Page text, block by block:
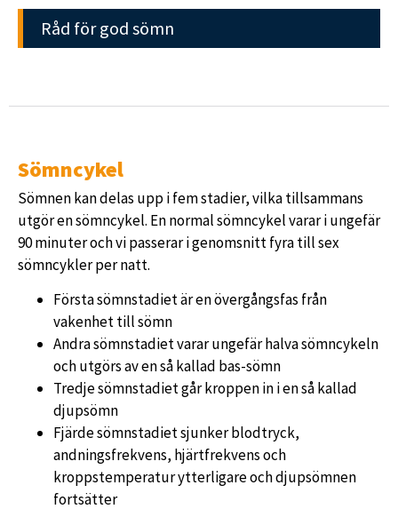
Råd för god sömn
Sömncykel
Sömnen kan delas upp i fem stadier, vilka tillsammans
utgör en sömncykel. En normal sömncykel varar i ungefär
90 minuter och vi passerar i genomsnitt fyra till sex
sömncykler per natt.
Första sömnstadiet är en övergångsfas från
vakenhet till sömn
Andra sömnstadiet varar ungefär halva sömncykeln
och utgörs av en så kallad bas-sömn
Tredje sömnstadiet går kroppen in i en så kallad
djupsömn
Fjärde sömnstadiet sjunker blodtryck,
andningsfrekvens, hjärtfrekvens och
kroppstemperatur ytterligare och djupsömnen
fortsätter